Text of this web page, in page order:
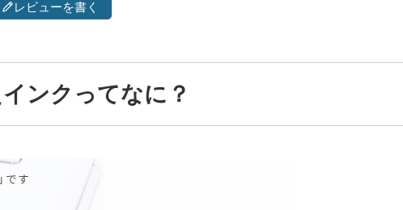
レビューを書く
ンクってなに？